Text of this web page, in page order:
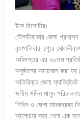
ষ্টাফ রিপোর্টারঃ
মৌলভীবাজার জেলা
বৃহষ্পতিবার দুপুরে
অধিদপ্তর এর ৩০তম
অনুষ্ঠানের আয়োজন করা হয়।
অতিরিক্ত জেলা
জসীম উদ্দিন মাসুদ
শিরিন ও জেলা মাদকদ্রব্য
আলোচনা সভা শেষে এক